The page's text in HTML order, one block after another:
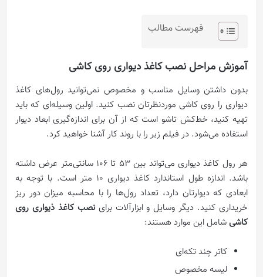
فهرست مطالب
آموزش مراحل نصب کاغذ دیواری روی کاشی
بدون داشتن وسایل مناسب و مخصوص نمی‌توانید رول‌های کاغذ
دیواری را روی کاشی موردنظرتان نصب کنید. اولین وسیله‌ای که باید
تهیه کنید، خط‌کش تاشو است که از آن برای اندازه‌گیری ابعاد دیوار
استفاده می‌شود. در فیلم زیر را با روند کار آشنا خواهید کرد.
هر رول کاغذ دیواری می‌تواند بین 53 تا 106 سانتی‌متر عرض داشته
باشد. اندازه طول استاندارد کاغذ دیواری 10 متر است. با توجه به
ابعادی که دیوارتان دارد، تعداد رول‌ها را با محاسبه میزان دور ریز
خریداری کنید. دیگر وسایل و ابزارآلات براینصب کاغذ ذیواری روی
کاشیشامل این موارد هستند:
کاتر چند تکه‌ای
لیسه مخصوص